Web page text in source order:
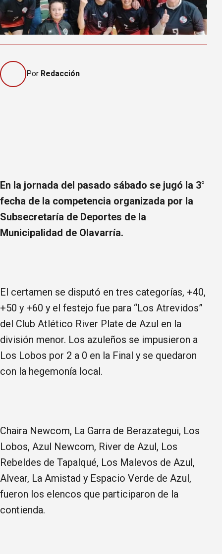
Por Redacción
En la jornada del pasado sábado se jugó la 3°
fecha de la competencia organizada por la
Subsecretaría de Deportes de la
Municipalidad de Olavarría.
El certamen se disputó en tres categorías, +40,
+50 y +60 y el festejo fue para “Los Atrevidos”
del Club Atlético River Plate de Azul en la
división menor. Los azuleños se impusieron a
Los Lobos por 2 a 0 en la Final y se quedaron
con la hegemonía local.
Chaira Newcom, La Garra de Berazategui, Los
Lobos, Azul Newcom, River de Azul, Los
Rebeldes de Tapalqué, Los Malevos de Azul,
Alvear, La Amistad y Espacio Verde de Azul,
fueron los elencos que participaron de la
contienda.